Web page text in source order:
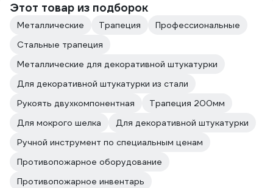
Этот товар из подборок
Металлические Трапеция
Профессиональные
Стальные трапеция
Металлические для декоративной штукатурки
Для декоративной штукатурки из стали
Рукоять двухкомпонентная
Трапеция 200мм
Для мокрого шелка
Для декоративной штукатурки
Ручной инструмент по специальным ценам
Противопожарное оборудование
Противопожарное инвентарь